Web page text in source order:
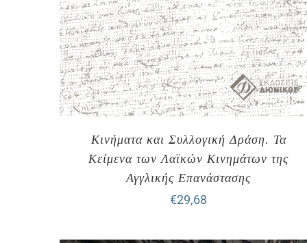
Κινήματα και Συλλογική Δράση. Τα
Κείμενα των Λαϊκών Κινημάτων της
Αγγλικής Επανάστασης
€29,68